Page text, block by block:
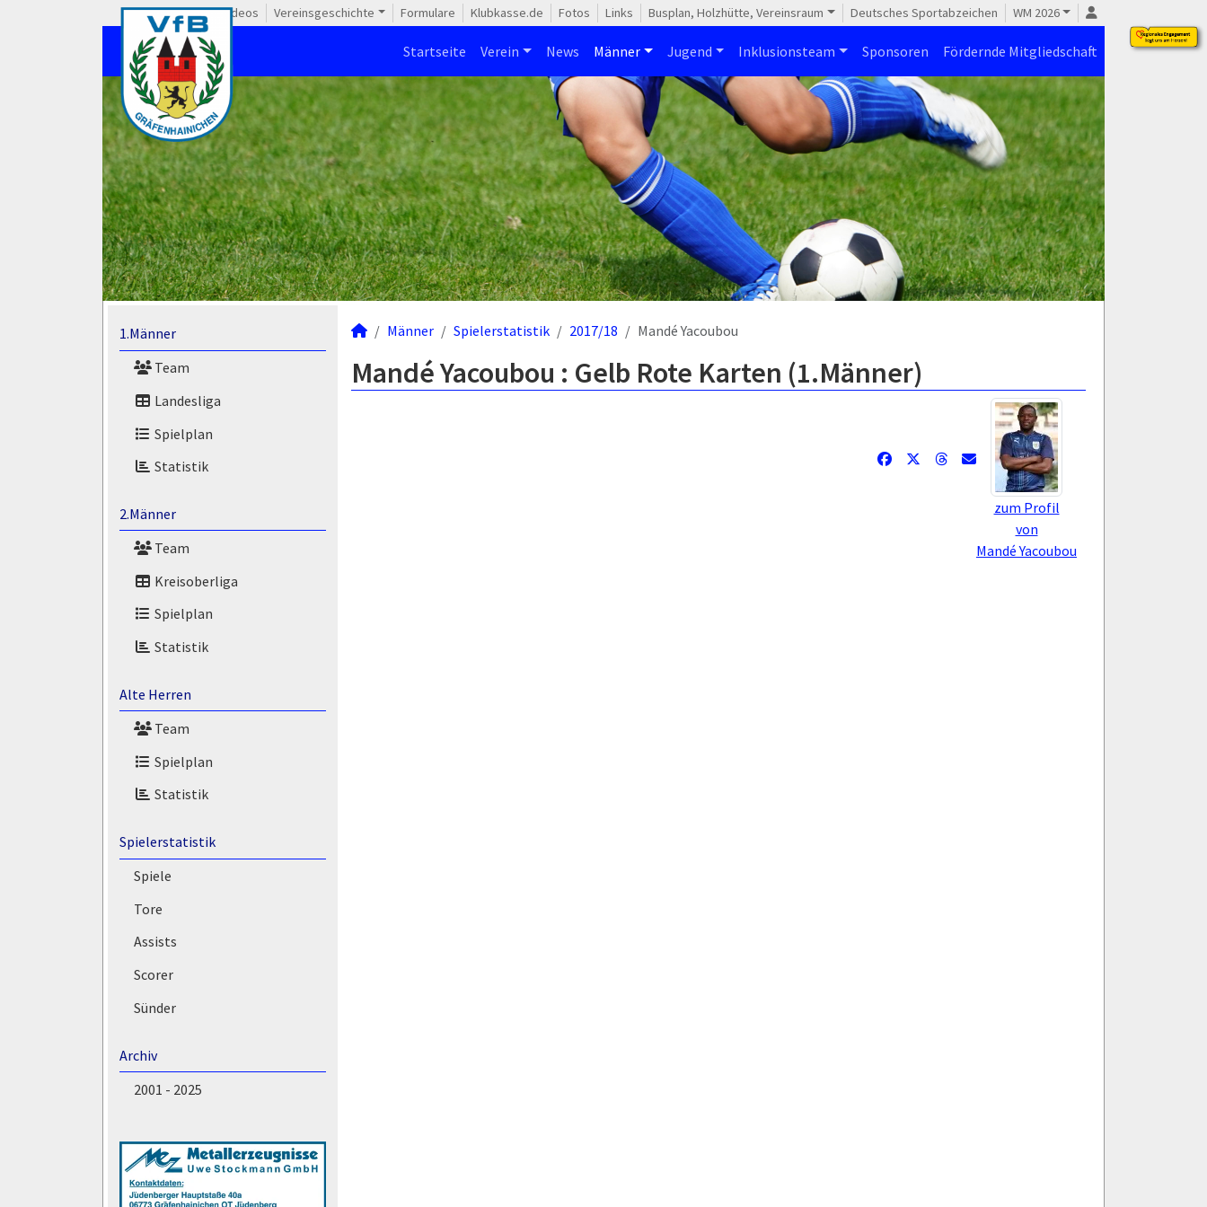
Videos Vereinsgeschichte Formulare Klubkasse.de Fotos Links Busplan, Holzhütte, Vereinsraum Deutsches Sportabzeichen WM 2026
Startseite Verein News Männer Jugend Inklusionsteam Sponsoren Fördernde Mitgliedschaft
1.Männer
Team
Landesliga
Spielplan
Statistik
2.Männer
Team
Kreisoberliga
Spielplan
Statistik
Alte Herren
Team
Spielplan
Statistik
Spielerstatistik
Spiele
Tore
Assists
Scorer
Sünder
Archiv
2001 - 2025
Männer Spielerstatistik 2017/18 Mandé Yacoubou
Mandé Yacoubou : Gelb Rote Karten (1.Männer)
zum Profil
von
Mandé Yacoubou